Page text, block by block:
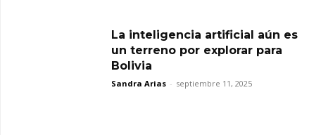
La inteligencia artificial aún es
un terreno por explorar para
Bolivia
Sandra Arias - septiembre 11, 2025